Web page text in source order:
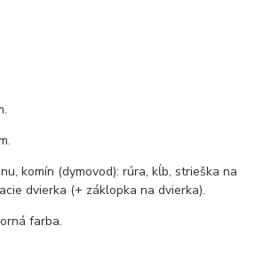
komín (dymovod): rúra, kĺb, strieška na
dvierka (+ záklopka na dvierka).
farba.